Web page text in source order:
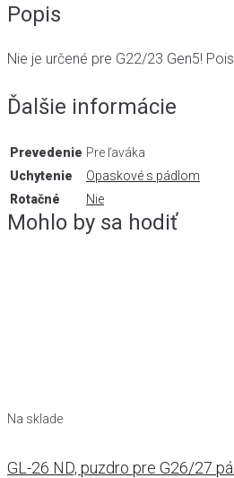
Popis
Nie je určené pre G22/23 Gen5!
Ďalšie informácie
Prevedenie Pre ľaváka
Uchytenie
Opaskové s pádlom
Rotačné
Nie
Mohlo by sa hodiť
Na sklade
GL-26 ND, puzdro pre G26/27